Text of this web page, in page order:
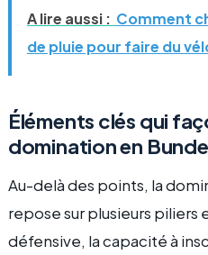
A lire aussi : Comment
de pluie pour faire du
Éléments clés qui
domination en
Au-delà des points, la
repose sur plusieurs piliers
défensive, la capacité à